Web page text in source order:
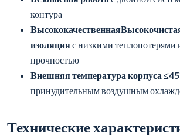
контура
изоляцияс низкими теплопотерями
прочностью
Внешняя температура корпуса
принудительным воздушным
Технические